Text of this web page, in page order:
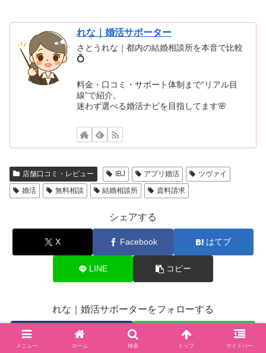
れな｜婚活サポーター
さとうれな｜都内の結婚相談所を本音で比較
💍
料金・口コミ・サポート体制まで“リアル目
線”で紹介。
迷わず選べる婚活ナビを目指してます🌸
店舗口コミ・レビュー IBJ アプリ婚活
ツヴァイ
婚活
無料相談 結婚相談所 資料請求
シェアする
X Facebook はてブ
LINE コピー
れな｜婚活サポーターをフォローする
メニュー ホーム 検索 トップ サイドバー